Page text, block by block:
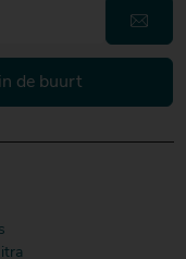
de buurt